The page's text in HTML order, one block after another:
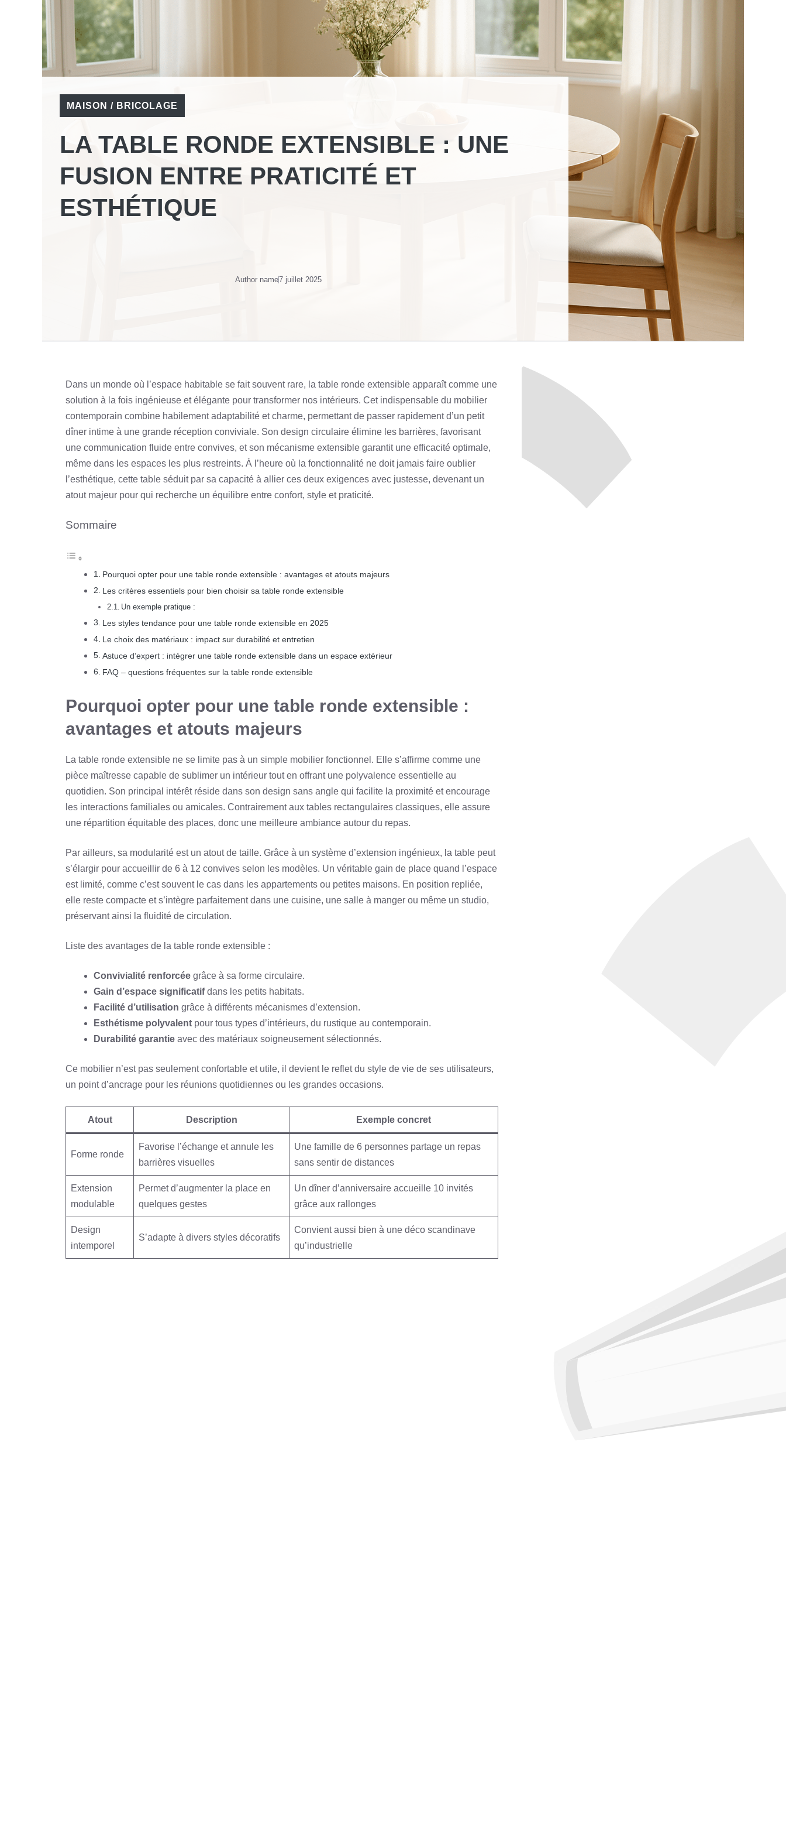
MAISON / BRICOLAGE
LA TABLE RONDE EXTENSIBLE : UNE
FUSION ENTRE PRATICITÉ ET
ESTHÉTIQUE
Author name7 juillet 2025
Dans un monde où l’espace habitable se fait souvent rare, la table ronde extensible apparaît comme une
solution à la fois ingénieuse et élégante pour transformer nos intérieurs. Cet indispensable du mobilier
contemporain combine habilement adaptabilité et charme, permettant de passer rapidement d’un petit
dîner intime à une grande réception conviviale. Son design circulaire élimine les barrières, favorisant
une communication fluide entre convives, et son mécanisme extensible garantit une efficacité optimale,
même dans les espaces les plus restreints. À l’heure où la fonctionnalité ne doit jamais faire oublier
l’esthétique, cette table séduit par sa capacité à allier ces deux exigences avec justesse, devenant un
atout majeur pour qui recherche un équilibre entre confort, style et praticité.
Sommaire
Pourquoi opter pour une table ronde extensible : avantages et atouts majeurs
Les critères essentiels pour bien choisir sa table ronde extensible
Un exemple pratique :
Les styles tendance pour une table ronde extensible en 2025
Le choix des matériaux : impact sur durabilité et entretien
Astuce d’expert : intégrer une table ronde extensible dans un espace extérieur
FAQ – questions fréquentes sur la table ronde extensible
Pourquoi opter pour une table ronde extensible :
avantages et atouts majeurs
La table ronde extensible ne se limite pas à un simple mobilier fonctionnel. Elle s’affirme comme une
pièce maîtresse capable de sublimer un intérieur tout en offrant une polyvalence essentielle au
quotidien. Son principal intérêt réside dans son design sans angle qui facilite la proximité et encourage
les interactions familiales ou amicales. Contrairement aux tables rectangulaires classiques, elle assure
une répartition équitable des places, donc une meilleure ambiance autour du repas.
Par ailleurs, sa modularité est un atout de taille. Grâce à un système d’extension ingénieux, la table peut
s’élargir pour accueillir de 6 à 12 convives selon les modèles. Un véritable gain de place quand l’espace
est limité, comme c’est souvent le cas dans les appartements ou petites maisons. En position repliée,
elle reste compacte et s’intègre parfaitement dans une cuisine, une salle à manger ou même un studio,
préservant ainsi la fluidité de circulation.
Liste des avantages de la table ronde extensible :
Convivialité renforcée grâce à sa forme circulaire.
Gain d’espace significatifdans les petits habitats.
Facilité d’utilisation grâce à différents mécanismes d’extension.
Esthétisme polyvalent pour tous types d’intérieurs, du rustique au contemporain.
Durabilité garantie avec des matériaux soigneusement sélectionnés.
Ce mobilier n’est pas seulement confortable et utile, il devient le reflet du style de vie de ses utilisateurs,
un point d’ancrage pour les réunions quotidiennes ou les grandes occasions.
Atout Description Exemple concret
Forme ronde
Favorise l’échange et annule les
barrières visuelles
Une famille de 6 personnes partage un repas
sans sentir de distances
Extension
modulable
Permet d’augmenter la place en
quelques gestes
Un dîner d’anniversaire accueille 10 invités
grâce aux rallonges
Design
intemporel
S’adapte à divers styles décoratifs
Convient aussi bien à une déco scandinave
qu’industrielle